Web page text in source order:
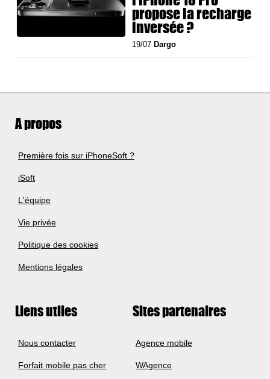
propose la recharge
inversée ?
19/07 Dargo
A propos
Première fois sur iPhoneSoft ?
iSoft
L'équipe
Vie privée
Politique des cookies
Mentions légales
Liens utiles
Nous contacter
Forfait mobile pas cher
Sites partenaires
Agence mobile
WAgence